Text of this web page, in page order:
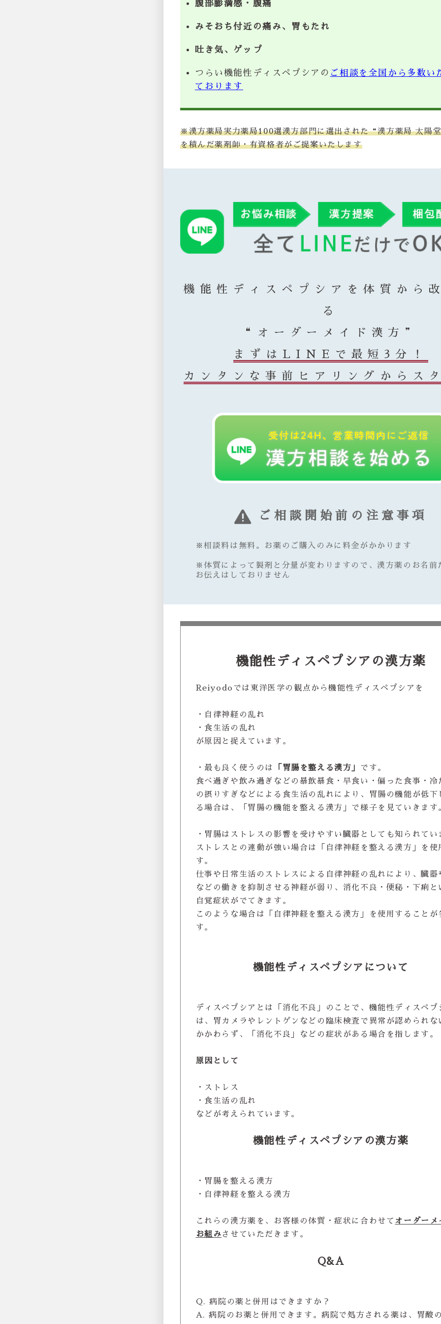
腹部膨満感・腹痛
みそおち付近の痛み、胃もたれ
吐き気、ゲップ
つらい機能性ディスペプシアの ご相談を全国から多数い
ております
※漢方薬局実力薬局100選漢方部門に選出された“漢方薬局 太陽
を積んだ薬剤師・有資格者がご提案いたします
機能性ディスペプシアを体質から
る
“オーダーメイド漢方”
まずはLINEで最短3分！
カンタンな事前ヒアリングからス
ご相談開始前の注意事項
※相談料は無料。お薬のご購入のみに料金がかかります
※体質によって製剤と分量が変わりますので、漢方薬のお名前
お伝えはしておりません
機能性ディスペプシアの漢方薬
Reiyodoでは東洋医学の観点から機能性ディスペプシアを
・自律神経の乱れ
・食生活の乱れ
が原因と捉えています。
・最も良く使うのは 「胃腸を整える漢方」 です。
食べ過ぎや飲み過ぎなどの暴飲暴食・早食い・偏った食事・冷
の摂りすぎなどによる食生活の乱れにより、胃腸の機能が低下
る場合は、「胃腸の機能を整える漢方」で様子を見ていきます
・胃腸はストレスの影響を受けやすい臓器としても知られてい
ストレスとの連動が強い場合は「自律神経を整える漢方」を使
す。
仕事や日常生活のストレスによる自律神経の乱れにより、臓器
などの働きを抑制させる神経が弱り、消化不良・便秘・下痢と
自覚症状がでてきます。
このような場合は「自律神経を整える漢方」を使用することが
す。
機能性ディスペプシアについて
ディスペプシアとは「消化不良」のことで、機能性ディスペプ
は、胃カメラやレントゲンなどの臨床検査で異常が認められな
かかわらず、「消化不良」などの症状がある場合を指します。
原因として
・ストレス
・食生活の乱れ
などが考えられています。
機能性ディスペプシアの漢方薬
・胃腸を整える漢方
・自律神経を整える漢方
これらの漢方薬を、お客様の体質・症状に合わせて オーダーメ
お組みさせていただきます。
Q&A
Q. 病院の薬と併用はできますか？
A. 病院のお薬と併用できます。病院で処方される薬は、胃酸